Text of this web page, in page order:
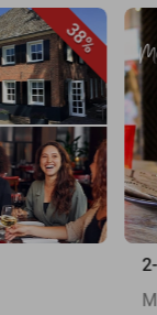
38%